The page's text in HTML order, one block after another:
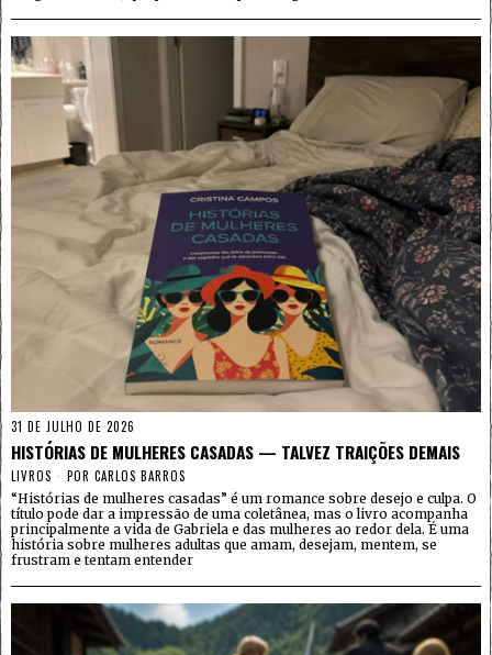
31 DE JULHO DE 2026
HISTÓRIAS DE MULHERES CASADAS — TALVEZ TRAIÇÕES DEMAIS
LIVROS POR CARLOS BARROS
“Histórias de mulheres casadas” é um romance sobre desejo e culpa. O
título pode dar a impressão de uma coletânea, mas o livro acompanha
principalmente a vida de Gabriela e das mulheres ao redor dela. É uma
história sobre mulheres adultas que amam, desejam, mentem, se
frustram e tentam entender